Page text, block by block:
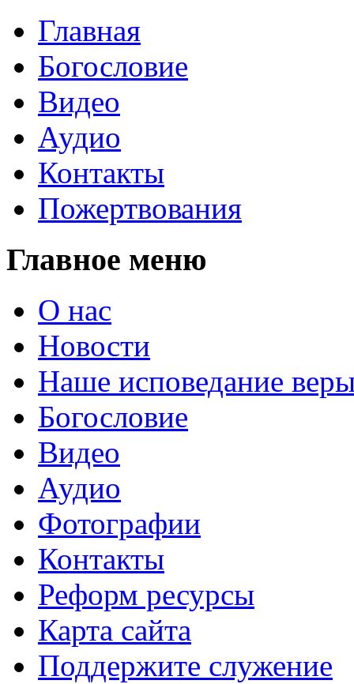
Главная
Богословие
Видео
Аудио
Контакты
Пожертвования
Главное меню
О нас
Новости
Наше исповедание
Богословие
Видео
Аудио
Фотографии
Контакты
Реформ ресурсы
Карта сайта
Поддержите служение